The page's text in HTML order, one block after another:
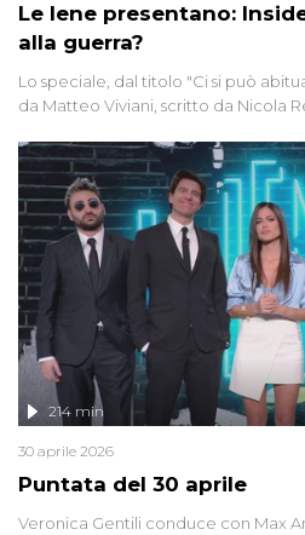
Le Iene presentano:
alla guerra?
Lo speciale, dal titolo "Ci si può
da Matteo Viviani, scritto da Nicola
di settore - su quanto la guerra sia
Anche se l'Italia non è direttamente
contesto globale rende impossibile
lontano.
Puntata del 30 aprile
214 min
30 aprile 2026
Veronica Gentili conduce con Max